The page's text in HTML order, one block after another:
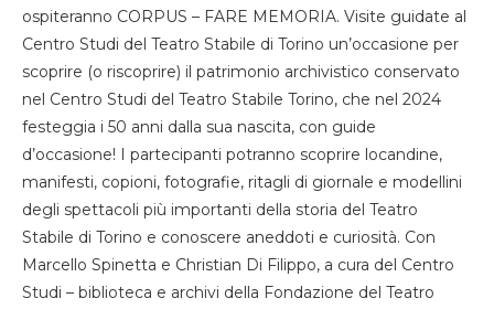
ospiteranno CORPUS – FARE MEMORIA. Visite guidate al
Centro Studi del Teatro Stabile di Torino un’occasione per
scoprire (o riscoprire) il patrimonio archivistico conservato
nel Centro Studi del Teatro Stabile Torino, che nel 2024
festeggia i 50 anni dalla sua nascita, con guide
d’occasione! I partecipanti potranno scoprire locandine,
manifesti, copioni, fotografie, ritagli di giornale e modellini
degli spettacoli più importanti della storia del Teatro
Stabile di Torino e conoscere aneddoti e curiosità. Con
Marcello Spinetta e Christian Di Filippo, a cura del Centro
Studi – biblioteca e archivi della Fondazione del Teatro